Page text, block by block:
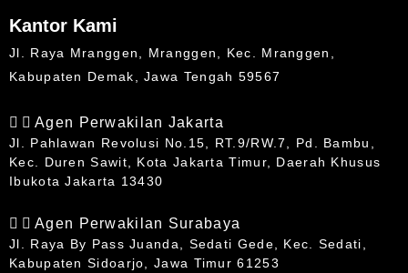
Kantor Kami
Jl. Raya Mranggen, Mranggen, Kec. Mranggen,
Kabupaten Demak, Jawa Tengah 59567
Agen Perwakilan Jakarta
Jl. Pahlawan Revolusi No.15, RT.9/RW.7, Pd. Bambu,
Kec. Duren Sawit, Kota Jakarta Timur, Daerah Khusus
Ibukota Jakarta 13430
Agen Perwakilan Surabaya
Jl. Raya By Pass Juanda, Sedati Gede, Kec. Sedati,
Kabupaten Sidoarjo, Jawa Timur 61253